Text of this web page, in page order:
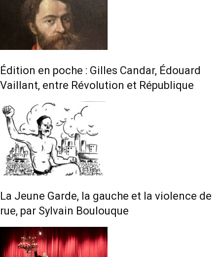
Édition en poche : Gilles Candar, Édouard
Vaillant, entre Révolution et République
La Jeune Garde, la gauche et la violence de
rue, par Sylvain Boulouque